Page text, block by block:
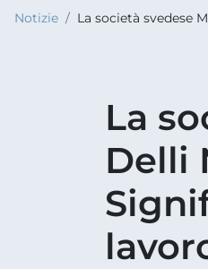
Notizie La società svedese
La
Delli